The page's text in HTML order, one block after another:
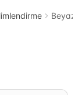
Beyaz